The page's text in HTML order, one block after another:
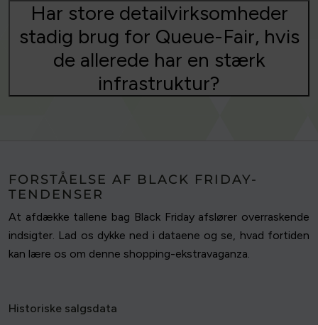
Har store detailvirksomheder
stadig brug for Queue-Fair, hvis
de allerede har en stærk
infrastruktur?
FORSTÅELSE AF BLACK FRIDAY-
TENDENSER
At afdække tallene bag Black Friday afslører overraskende
indsigter. Lad os dykke ned i dataene og se, hvad fortiden
kan lære os om denne shopping-ekstravaganza.
Historiske salgsdata